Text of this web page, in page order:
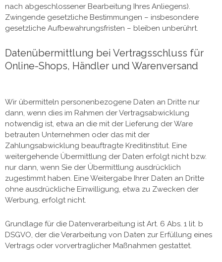
nach abgeschlossener Bearbeitung Ihres Anliegens).
Zwingende gesetzliche Bestimmungen – insbesondere
gesetzliche Aufbewahrungsfristen – bleiben unberührt.
Datenübermittlung bei Vertragsschluss für
Online-Shops, Händler und Warenversand
Wir übermitteln personenbezogene Daten an Dritte nur
dann, wenn dies im Rahmen der Vertragsabwicklung
notwendig ist, etwa an die mit der Lieferung der Ware
betrauten Unternehmen oder das mit der
Zahlungsabwicklung beauftragte Kreditinstitut. Eine
weitergehende Übermittlung der Daten erfolgt nicht bzw.
nur dann, wenn Sie der Übermittlung ausdrücklich
zugestimmt haben. Eine Weitergabe Ihrer Daten an Dritte
ohne ausdrückliche Einwilligung, etwa zu Zwecken der
Werbung, erfolgt nicht.
Grundlage für die Datenverarbeitung ist Art. 6 Abs. 1 lit. b
DSGVO, der die Verarbeitung von Daten zur Erfüllung eines
Vertrags oder vorvertraglicher Maßnahmen gestattet.